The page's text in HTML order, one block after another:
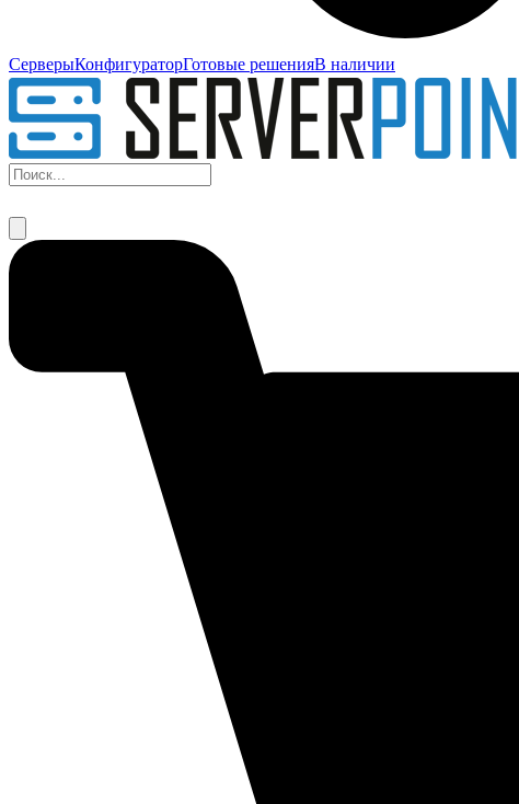
СерверыКонфигураторГотовые решенияВ наличии